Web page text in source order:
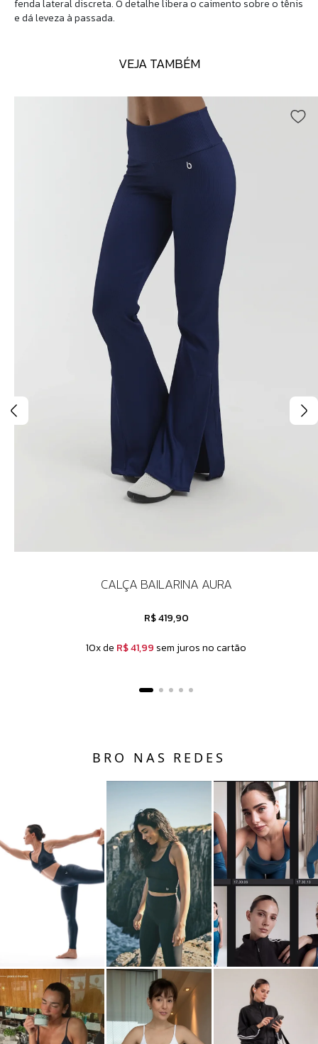
fenda lateral discreta. O detalhe libera o caimento sobre o tênis
e dá leveza à passada.
VEJA TAMBÉM
CALÇA BAILARINA AURA
R$ 419,90
10x de R$ 41,99 sem juros no cartão
BRO NAS REDES